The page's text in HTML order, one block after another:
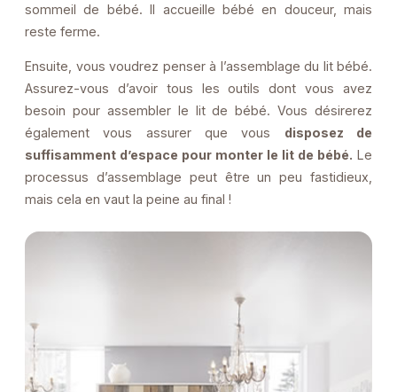
sommeil de bébé. Il accueille bébé en douceur, mais
reste ferme.
Ensuite, vous voudrez penser à l’assemblage du lit bébé.
Assurez-vous d’avoir tous les outils dont vous avez
besoin pour assembler le lit de bébé. Vous désirerez
également vous assurer que vous disposez de
suffisamment d’espace pour monter le lit de bébé. Le
processus d’assemblage peut être un peu fastidieux,
mais cela en vaut la peine au final !